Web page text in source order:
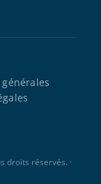
droits réservés. ·